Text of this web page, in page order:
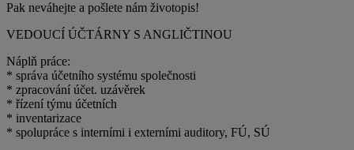
Pak neváhejte a pošlete nám životopis!
VEDOUCÍ ÚČTÁRNY S ANGLIČTINOU
Náplň práce:
* správa účetního systému společnosti
* zpracování účet. uzávěrek
* řízení týmu účetních
* inventarizace
* spolupráce s interními i externími auditory, FÚ, SÚ